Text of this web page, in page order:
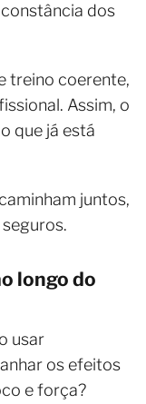
dos
treino coerente,
Assim, o
que já está
juntos,
longo do
usar
os efeitos
e força?